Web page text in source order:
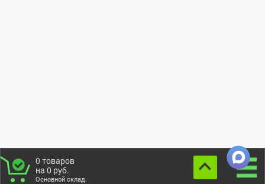
0 товаров
на 0 руб.
Основной склад.